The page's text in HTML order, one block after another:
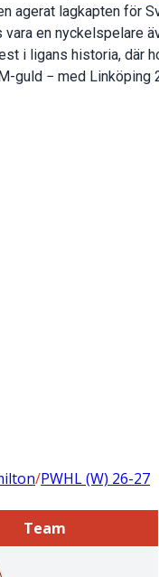
agerat lagkapten för
vara en nyckelspelare
i ligans historia, där
guld − med